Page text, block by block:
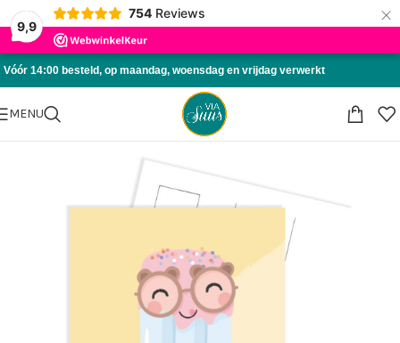
9,9
754 Reviews ×
Skip to navigation
Skip to main content
Vóór 14:00 besteld, op maandag, woensdag en vrijdag verwerkt
MENU